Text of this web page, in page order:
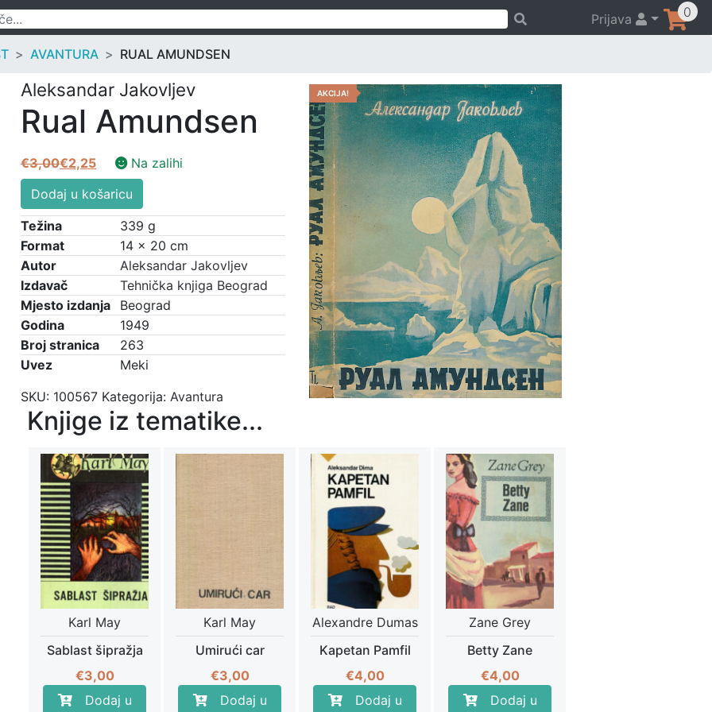
Prijava 0
AVANTURA RUAL AMUNDSEN
Aleksandar Jakovljev
Rual Amundsen
€3,00
Izvorna
cijena
bila
je:
€3,00.
€2,25
Trenutna
cijena
je:
€2,25.
Na zalihi
Rual
Amundsen
količina
Dodaj u košaricu
Težina
339 g
Format
14 × 20 cm
Autor
Aleksandar Jakovljev
Izdavač
Tehnička knjiga Beograd
Mjesto izdanja
Beograd
Godina
1949
Broj stranica
263
Uvez
Meki
SKU: 100567 Kategorija: Avantura
AKCIJA!
Knjige iz tematike...
Karl May
Sablast šipražja
€3,00
Dodaj u
Karl May
Umirući car
€3,00
Dodaj u
Alexandre Dumas
Kapetan Pamfil
€4,00
Dodaj u
Zane Grey
Betty Zane
€4,00
Dodaj u